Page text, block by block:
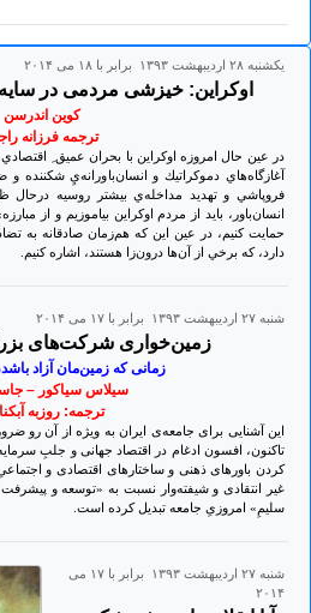
يكشنبه ۲۸ ارديبهشت ۱۳۹۳ برابر با ۱۸ می ۲۰۱۴
اوکراین: خيزشی مردمی در
كوين اندرسن
ترجمه فرزانه
در عين حال امروزه اوکراین با بحران عميق
آغازگاه‌هاي دموكراتيك و انسان‌باورانه‌يِ شكننده
فروپاشي و تهديد مداخله‌ي بيشتر روسيه
انسان‌باور، بايد از مردم اوکراین بياموزيم و از
حمايت كنيم، در عين اين كه هم‌زمان صادقانه به
دارد، كه برخي‌ از آن‌ها درون‌زا هستند، اشاره كنيم.
شنبه ۲۷ ارديبهشت ۱۳۹۳ برابر با ۱۷ می ۲۰۱۴
زمین‌خواری شرکت‌‌های
زمانی که زمین‌مان آزاد
سیلاس سیاکور –
ترجمه: روزبه
این آشنایی برای جامعه‌ی ایران به ویژه از آن
تاکنون، افسون ادغام در اقتصاد جهانی و جلبِ
کردن باورهای ذهنی و ساختارهای اقتصادی و
غیر انتقادی و شیفته‌وار نسبت به «توسعه و
سلیمِ» امروزیِ جامعه تبدیل کرده است.
شنبه ۲۷ ارديبهشت ۱۳۹۳ برابر با ۱۷ می
۲۰۱۴